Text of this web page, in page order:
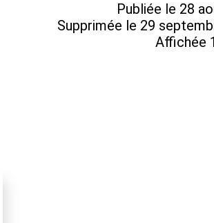
Publiée le 28
Supprimée le 29
Affichée